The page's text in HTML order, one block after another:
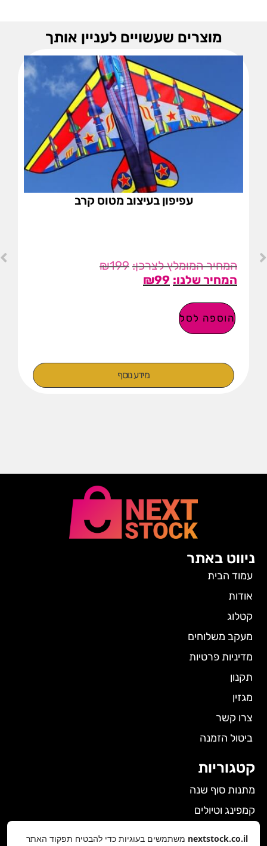
מוצרים שעשויים לעניין אותך
עפיפון בעיצוב מטוס קרב
₪199
₪99
הוספה לסל
מידע נוסף
ניווט באתר
עמוד הבית
אודות
קטלוג
מעקב משלוחים
מדיניות פרטיות
תקנון
מגזין
צרו קשר
ביטול הזמנה
קטגוריות
מתנות סוף שנה
קמפינג וטיולים
nextstock.co.il משתמשים בעוגיות כדי להבטיח תפקוד האתר